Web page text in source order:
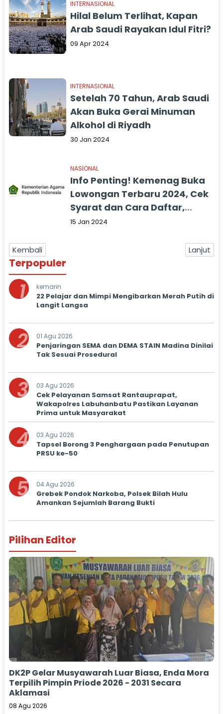
INTERNASIONAL
Hilal Belum Terlihat, Kapan
Arab Saudi Rayakan Idul Fitri?
09 Apr 2024
INTERNASIONAL
Setelah 70 Tahun, Arab Saudi
Akan Buka Gerai Minuman
Alkohol di Riyadh
30 Jan 2024
NASIONAL
Info Penting! Kemenag Buka
Lowongan Terbaru 2024, Cek
Syarat dan Cara Daftar,
Deadline 19 Januari
15 Jan 2024
Kembali Lanjut
Terpopuler
1 kemarin
22 Pelajar dan Mimpi Mengibarkan Merah Putih di
Langit Langsa
2 01 Agu 2026
Penjaringan SEMA dan DEMA STAIN Madina Dinilai
Tak Sesuai Prosedural
3 03 Agu 2026
Cek Pelayanan Samsat Rantauprapat,
Wakapolres Labuhanbatu Pastikan Layanan
Prima untuk Masyarakat
4 03 Agu 2026
Tapsel Borong 3 Penghargaan pada Penutupan
PRSU ke-50
5 04 Agu 2026
Grebek Pondok Narkoba, Polsek Bilah Hulu
Amankan Sejumlah Barang Bukti
Pilihan Editor
DK2P Gelar Musyawarah Luar Biasa, Enda Mora
Terpilih Pimpin Priode 2026 - 2031 Secara
Aklamasi
08 Agu 2026